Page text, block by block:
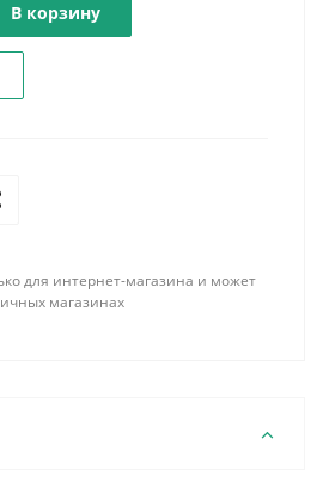
В корзину
для интернет-магазина и может
магазинах